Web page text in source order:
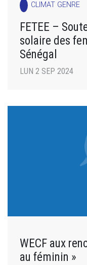
CLIMAT GENRE
FETEE –
solaire des
Sénégal
LUN 2 SEP 2024
WECF aux
au féminin »